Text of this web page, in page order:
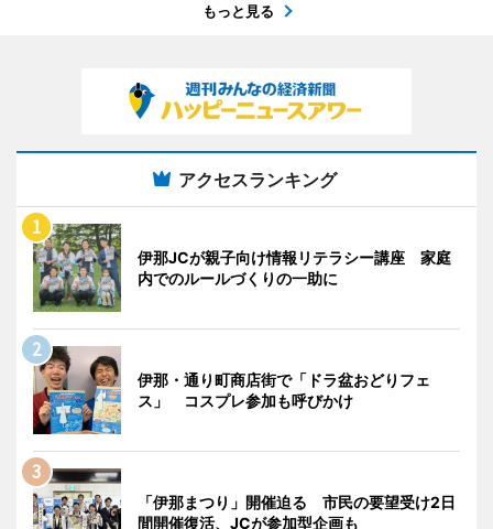
もっと見る
アクセスランキング
伊那JCが親子向け情報リテラシー講座 家庭
内でのルールづくりの一助に
伊那・通り町商店街で「ドラ盆おどりフェ
ス」 コスプレ参加も呼びかけ
「伊那まつり」開催迫る 市民の要望受け2日
間開催復活、JCが参加型企画も